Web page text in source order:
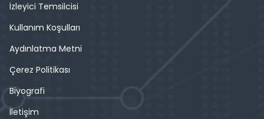
İzleyici Temsilcisi
Kullanım Koşulları
Aydınlatma Metni
Çerez Politikası
Biyografi
İletişim